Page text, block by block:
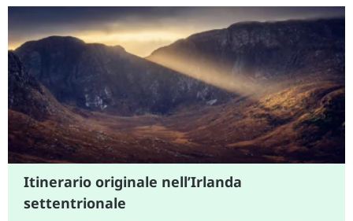
Itinerario originale nell’Irlanda
settentrionale